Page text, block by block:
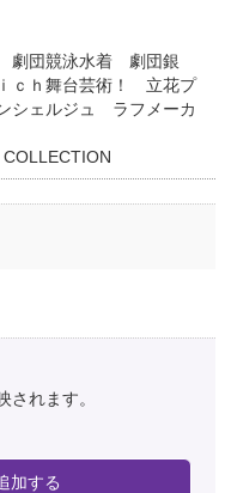
劇団競泳水着 劇団銀
ｃｈ舞台芸術！ 立花プ
シェルジュ ラフメーカ
れます。
加する